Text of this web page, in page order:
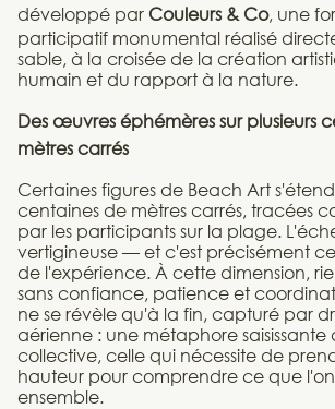
développé par Couleurs & Co, une
participatif monumental réalisé
sable, à la croisée de la création
humain et du rapport à la nature.
Des œuvres éphémères sur plusieurs
mètres carrés
Certaines figures de Beach Art
centaines de mètres carrés, tracées
par les participants sur la plage.
vertigineuse — et c'est précisément
de l'expérience. À cette dimension,
sans confiance, patience et
ne se révèle qu'à la fin, capturé par
aérienne : une métaphore saisissante
collective, celle qui nécessite de
hauteur pour comprendre ce que
ensemble.